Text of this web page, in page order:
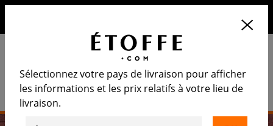
Sélectionnez votre pays de livraison pour afficher
les informations et les prix relatifs à votre lieu de
livraison.